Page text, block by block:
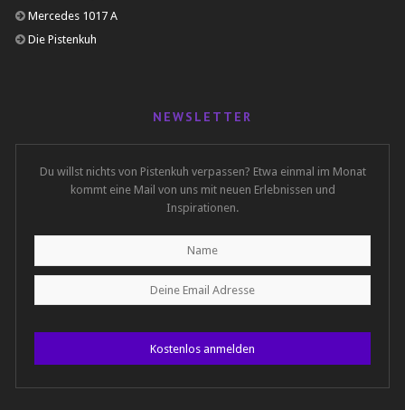
Mercedes 1017 A
Die Pistenkuh
NEWSLETTER
Du willst nichts von Pistenkuh verpassen? Etwa einmal im Monat
kommt eine Mail von uns mit neuen Erlebnissen und
Inspirationen.
Kostenlos anmelden